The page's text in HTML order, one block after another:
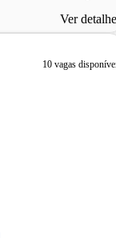
Ver
10 vagas